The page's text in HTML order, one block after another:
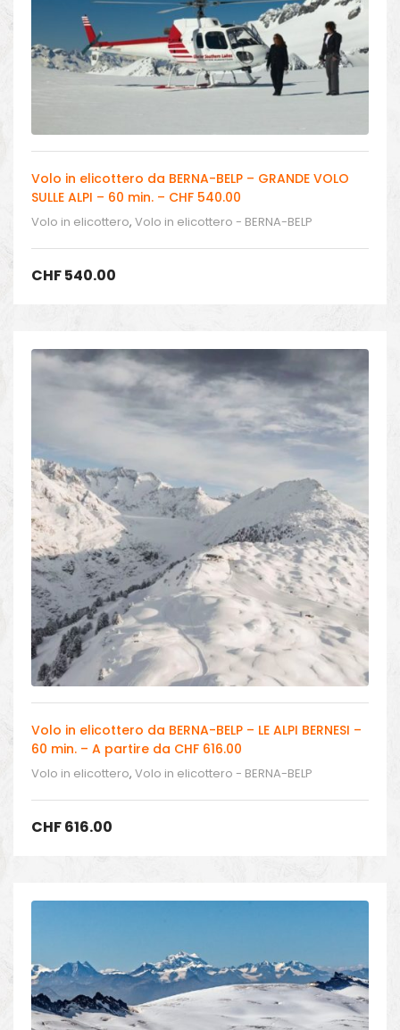
Volo in elicottero da BERNA-BELP – GRANDE VOLO
SULLE ALPI – 60 min. – CHF 540.00
Volo in elicottero, Volo in elicottero - BERNA-BELP
CHF540.00
Volo in elicottero da BERNA-BELP – LE ALPI BERNESI –
60 min. – A partire da CHF 616.00
Volo in elicottero, Volo in elicottero - BERNA-BELP
CHF616.00